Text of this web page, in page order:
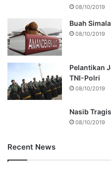
08/10/2019
Buah
08/10/2019
Pelantikan
TNI-Polri
08/10/2019
Nasib
08/10/2019
Recent News